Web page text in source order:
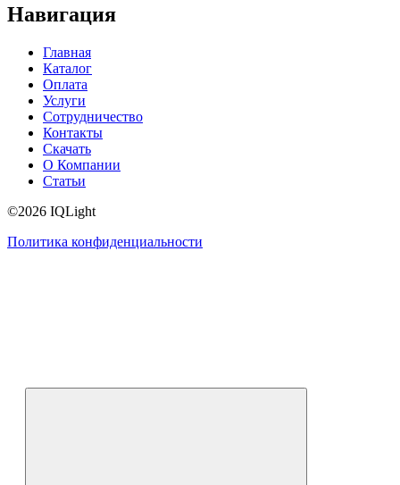
Навигация
Главная
Каталог
Оплата
Услуги
Сотрудничество
Контакты
Скачать
О Компании
Статьи
©2026 IQLight
Политика конфиденциальности